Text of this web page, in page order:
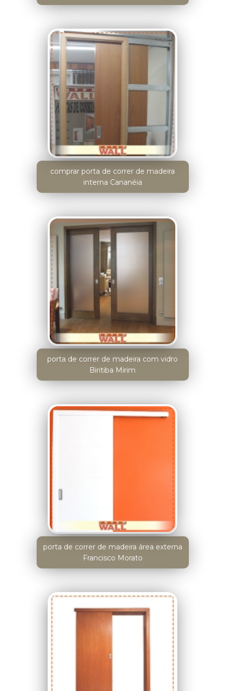
comprar porta de correr de madeira
interna Cananéia
porta de correr de madeira com vidro
Biritiba Mirim
porta de correr de madeira área externa
Francisco Morato